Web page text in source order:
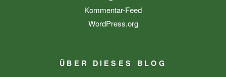
Kommentar-Feed
WordPress.org
ÜBER DIESES BLOG